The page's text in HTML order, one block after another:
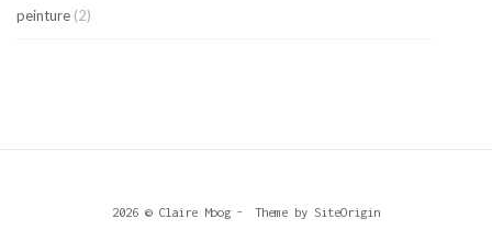
peinture (2)
2026 © Claire Moog Theme by SiteOrigin